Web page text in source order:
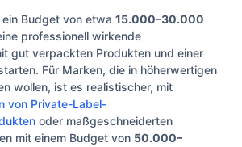
Budget von etwa 15.000–30.000
professionell wirkende
gut verpackten Produkten und einer
Für Marken, die in höherwertigen
wollen, ist es realistischer, mit
von Private-Label-
oder maßgeschneiderten
mit einem Budget von 50.000–